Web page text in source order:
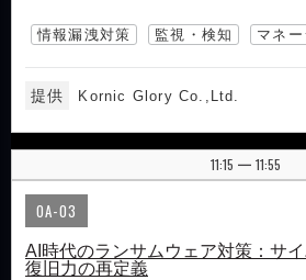
情報漏洩対策 監視・検知 マネ
提供 Kornic Glory Co.,Ltd.
11:15 | 11:55
OA-03
AI時代のランサムウェア対策：サ
復旧力の再定義